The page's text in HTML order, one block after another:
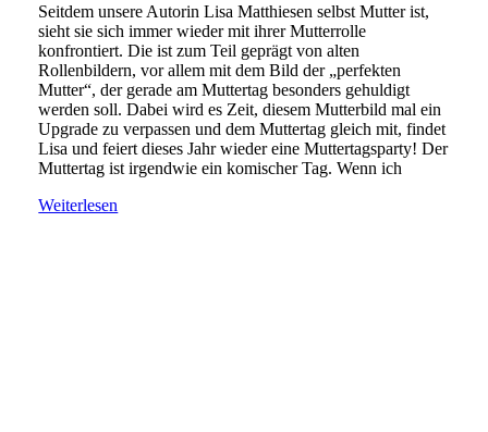
Seitdem unsere Autorin Lisa Matthiesen selbst Mutter ist,
sieht sie sich immer wieder mit ihrer Mutterrolle
konfrontiert. Die ist zum Teil geprägt von alten
Rollenbildern, vor allem mit dem Bild der „perfekten
Mutter“, der gerade am Muttertag besonders gehuldigt
werden soll. Dabei wird es Zeit, diesem Mutterbild mal ein
Upgrade zu verpassen und dem Muttertag gleich mit, findet
Lisa und feiert dieses Jahr wieder eine Muttertagsparty! Der
Muttertag ist irgendwie ein komischer Tag. Wenn ich
Weiterlesen